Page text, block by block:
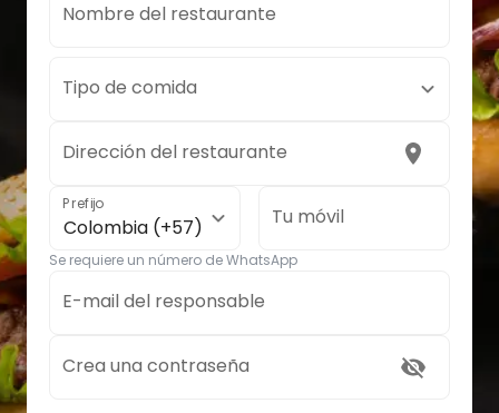
Nombre del restaurante
Tipo de comida
Dirección del restaurante
Prefijo
Colombia (+57) Tu móvil
Se requiere un número de WhatsApp
E-mail del responsable
Crea una contraseña